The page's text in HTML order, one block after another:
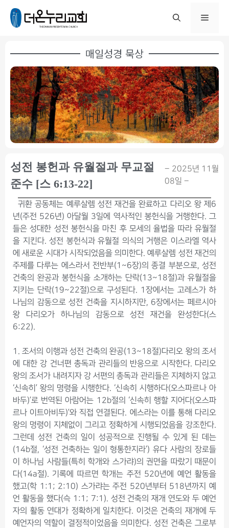
매일성경 묵상
성전 봉헌과 유월절과 무교절
준수 [스 6:13-22]
– 2025년 11월
08일 –
귀환 공동체는 예루살렘 성전 재건을 완료하고 다리오 왕 제6
년(주전 526년) 아달월 3일에 역사적인 봉헌식을 거행한다. 그
들은 성대한 성전 봉헌식을 마친 후 모세의 율법을 따라 유월절
을 지킨다. 성전 봉헌식과 유월절 의식의 거행은 이스라엘 역사
에 새로운 시대가 시작되었음을 의미한다. 예루살렘 성전 재건의
주제를 다루는 에스라서 전반부(1~6장)의 종결 부분으로, 성전
건축의 완공과 봉헌식을 소개하는 단락(13~18절)과 유월절을
지키는 단락(19~22절)으로 구성된다. 1장에서는 고레스가 하
나님의 감동으로 성전 건축을 지시하지만, 6장에서는 페르시아
왕 다리오가 하나님의 감동으로 성전 재건을 완성한다(스
6:22).
1. 조서의 이행과 성전 건축의 완공(13~18절)다리오 왕의 조서
에 대한 강 건너편 총독과 관리들의 반응으로 시작한다. 다리오
왕의 조서가 내려지자 강 서편의 총독과 관리들은 지체하지 않고
‘신속히’ 왕의 명령을 시행한다. ‘신속히 시행하다(오스파르나 아
바두)’로 번역된 아람어는 12b절의 ‘신속히 행할 지어다(오스파
르나 이트아비두)’와 직접 연결된다. 에스라는 이를 통해 다리오
왕의 명령이 지체없이 그리고 정확하게 시행되었음을 강조한다.
그런데 성전 건축의 일이 성공적으로 진행될 수 있게 된 데는
(14b절, ‘성전 건축하는 일이 형통한지라’) 유다 사람의 장로들
이 하나님 사람들(특히 학개와 스가랴)의 권면을 따랐기 때문이
다(14a절). 기록에 따르면 학개는 주전 520년에 예언 활동을
했고(학 1:1; 2:10) 스가랴는 주전 520년부터 518년까지 예
언 활동을 했다(슥 1:1; 7:1). 성전 건축의 재개 연도와 두 예언
자의 활동 연대가 정확하게 일치한다. 이것은 건축의 재개에 두
예언자의 역할이 결정적이었음을 의미한다. 성전 건축은 그로부